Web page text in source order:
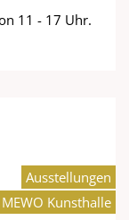
11 - 17 Uhr.
Ausstellungen
MEWO Kunsthalle